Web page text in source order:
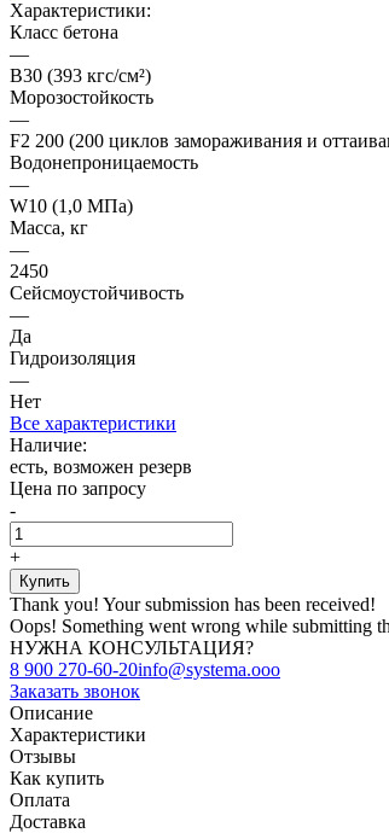
Характеристики:
Класс бетона
—
В30 (393 кгс/см²)
Морозостойкость
—
F2 200 (200 циклов замораживания и
Водонепроницаемость
—
W10 (1,0 МПа)
Масса, кг
—
2450
Сейсмоустойчивость
—
Да
Гидроизоляция
—
Нет
Все характеристики
Наличие:
есть, возможен резерв
Цена по запросу
-
+
Thank you! Your submission has been received!
Oops! Something went wrong while submitting
НУЖНА КОНСУЛЬТАЦИЯ?
8 900 270-60-20info@systema.ooo
Заказать звонок
Описание
Характеристики
Отзывы
Как купить
Оплата
Доставка